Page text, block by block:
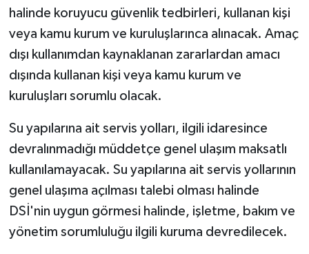
halinde koruyucu güvenlik tedbirleri, kullanan kişi
veya kamu kurum ve kuruluşlarınca alınacak. Amaç
dışı kullanımdan kaynaklanan zararlardan amacı
dışında kullanan kişi veya kamu kurum ve
kuruluşları sorumlu olacak.
Su yapılarına ait servis yolları, ilgili idaresince
devralınmadığı müddetçe genel ulaşım maksatlı
kullanılamayacak. Su yapılarına ait servis yollarının
genel ulaşıma açılması talebi olması halinde
DSİ'nin uygun görmesi halinde, işletme, bakım ve
yönetim sorumluluğu ilgili kuruma devredilecek.